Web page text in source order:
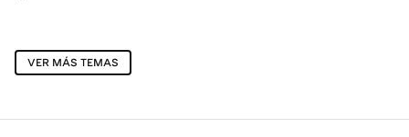
VER MÁS TEMAS